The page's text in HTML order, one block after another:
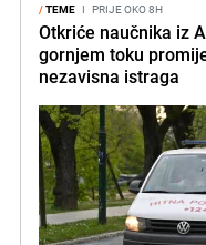
/TEME I PRIJE OKO 8H
Otkriće naučnika iz
gornjem toku
nezavisna istraga